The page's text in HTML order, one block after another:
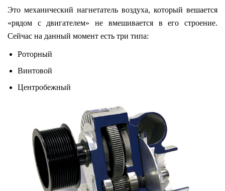
Это механический нагнетатель воздуха, который вешается
«рядом с двигателем» не вмешивается в его строение.
Сейчас на данный момент есть три типа:
Роторный
Винтовой
Центробежный